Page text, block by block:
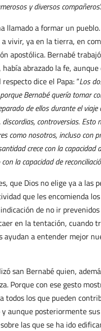
y diversos compañeros
llamado a formar un
vivir, ya en la tierra, en
apostólica. Bernabé
abrazado la fe,
dice el Papa: “Los
Bernabé quería tomar
de ellos durante el
controversias. Esto
como nosotros, incluso con
crece con la
la capacidad de
que Dios no elige ya a las
que les encomienda
de no ir
en la tentación, cuando
ayudan a entender mejor
san Bernabé quien,
Porque con ese gesto
todos los que pueden
aunque posteriormente
las que se ha ido